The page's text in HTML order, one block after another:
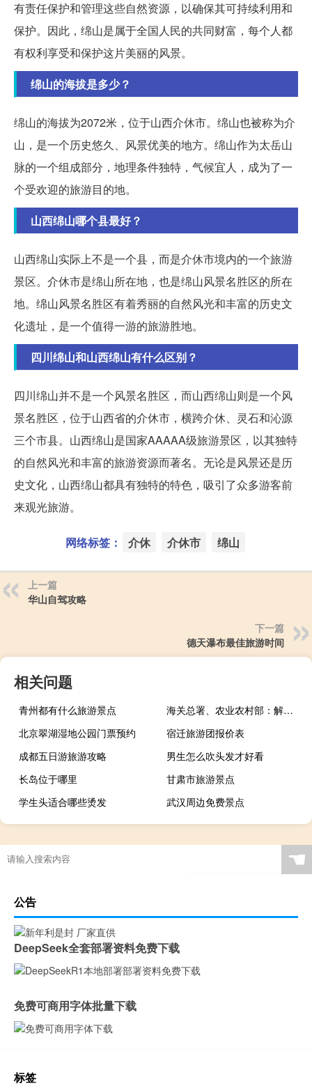
有责任保护和管理这些自然资源，以确保其可持续利用和
保护。因此，绵山是属于全国人民的共同财富，每个人都
有权利享受和保护这片美丽的风景。
绵山的海拔是多少？
绵山的海拔为2072米，位于山西介休市。绵山也被称为介
山，是一个历史悠久、风景优美的地方。绵山作为太岳山
脉的一个组成部分，地理条件独特，气候宜人，成为了一
个受欢迎的旅游目的地。
山西绵山哪个县最好？
山西绵山实际上不是一个县，而是介休市境内的一个旅游
景区。介休市是绵山所在地，也是绵山风景名胜区的所在
地。绵山风景名胜区有着秀丽的自然风光和丰富的历史文
化遗址，是一个值得一游的旅游胜地。
四川绵山和山西绵山有什么区别？
四川绵山并不是一个风景名胜区，而山西绵山则是一个风
景名胜区，位于山西省的介休市，横跨介休、灵石和沁源
三个市县。山西绵山是国家AAAAA级旅游景区，以其独特
的自然风光和丰富的旅游资源而著名。无论是风景还是历
史文化，山西绵山都具有独特的特色，吸引了众多游客前
来观光旅游。
网络标签： 介休 介休市 绵山
上一篇
华山自驾攻略
下一篇
德天瀑布最佳旅游时间
相关问题
青州都有什么旅游景点
海关总署、农业农村部：解除南非部分地区口蹄疫禁令
北京翠湖湿地公园门票预约
宿迁旅游团报价表
成都五日游旅游攻略
男生怎么吹头发才好看
长岛位于哪里
甘肃市旅游景点
学生头适合哪些烫发
武汉周边免费景点
☚
公告
DeepSeek全套部署资料免费下载
免费可商用字体批量下载
标签